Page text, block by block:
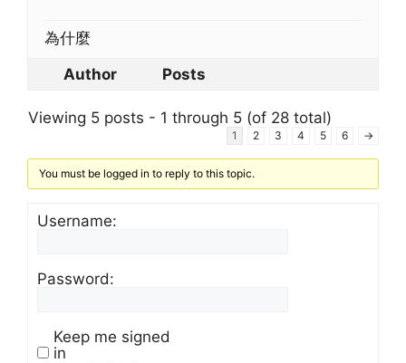
為什麼
Author
Posts
Viewing 5 posts - 1 through 5 (of 28 total)
1 2 3 4 5 6 →
You must be logged in to reply to this topic.
Username:
Password:
Keep me signed
in